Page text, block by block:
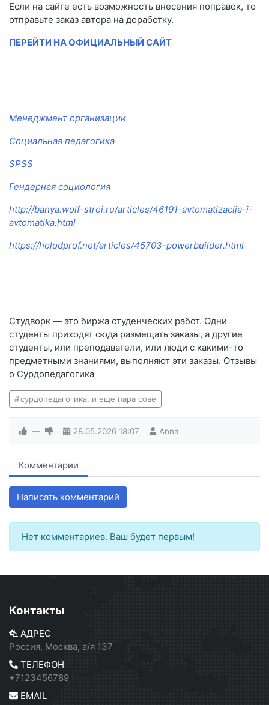
Если на сайте есть возможность внесения поправок, то
отправьте заказ автора на доработку.
ПЕРЕЙТИ НА ОФИЦИАЛЬНЫЙ САЙТ
Менеджмент организации
Социальная педагогика
SPSS
Гендерная социология
http://banya.wolf-stroi.ru/articles/46191-avtomatizacija-i-
avtomatika.html
https://holodprof.net/articles/45703-powerbuilder.html
Студворк — это биржа студенческих работ. Одни
студенты приходят сюда размещать заказы, а другие
студенты, или преподаватели, или люди с какими-то
предметными знаниями, выполняют эти заказы. Отзывы
о Сурдопедагогика
сурдопедагогика. и еще пара сове
— 28.05.2026 18:07 Anna
Комментарии
Написать комментарий
Нет комментариев. Ваш будет первым!
Контакты
АДРЕС
Россия, Москва, а/я 137
ТЕЛЕФОН
+7123456789
EMAIL